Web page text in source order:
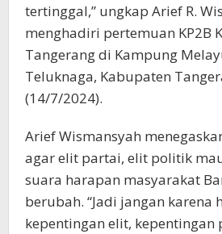
tertinggal,” ungkap Arief R.
menghadiri pertemuan KP2B
Tangerang di Kampung
Teluknaga, Kabupaten
(14/7/2024).
Arief Wismansyah
agar elit partai, elit politik
suara harapan masyarakat
berubah. “Jadi jangan karena
kepentingan elit, kepentingan